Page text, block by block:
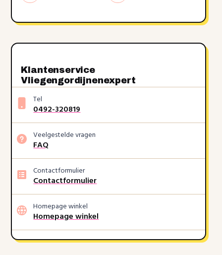
Klantenservice
Vliegengordijnenexpert
Tel
0492-320819
Veelgestelde vragen
FAQ
Contactformulier
Contactformulier
Homepage winkel
Homepage winkel